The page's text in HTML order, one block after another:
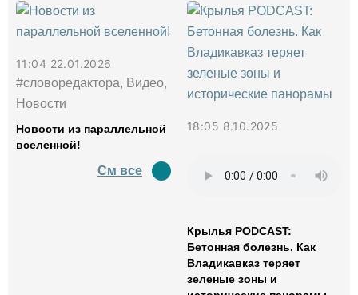
11:04 22.01.2026
#словоредактора, Видео,
Новости
Новости из параллельной
вселенной!
См все
18:05 8.10.2025
Крылья PODCAST:
Бетонная болезнь. Как
Владикавказ теряет
зеленые зоны и